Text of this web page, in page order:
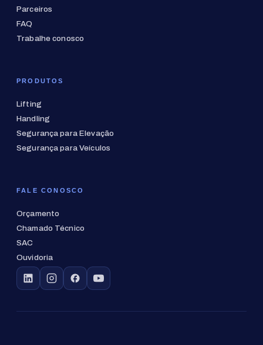
Parceiros
FAQ
Trabalhe conosco
PRODUTOS
Lifting
Handling
Segurança para Elevação
Segurança para Veículos
FALE CONOSCO
Orçamento
Chamado Técnico
SAC
Ouvidoria